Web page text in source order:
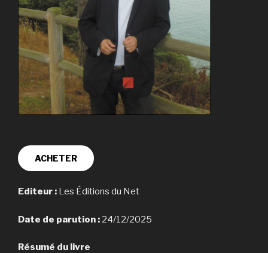
ACHETER
Editeur : Les Éditions du Net
Date de parution : 24/12/2025
Résumé du livre